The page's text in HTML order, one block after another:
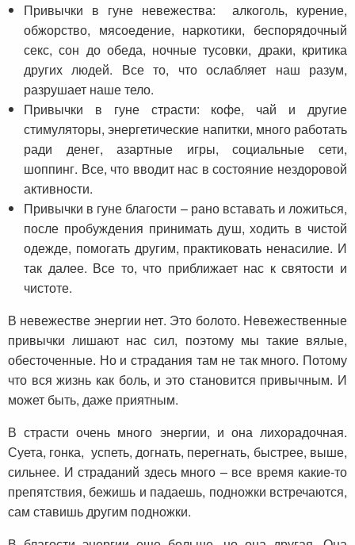
Привычки в гуне невежества: алкоголь, курение,
обжорство, мясоедение, наркотики, беспорядочный
секс, сон до обеда, ночные тусовки, драки, критика
других людей. Все то, что ослабляет наш разум,
разрушает наше тело.
Привычки в гуне страсти: кофе, чай и другие
стимуляторы, энергетические напитки, много работать
ради денег, азартные игры, социальные сети,
шоппинг. Все, что вводит нас в состояние нездоровой
активности.
Привычки в гуне благости – рано вставать и ложиться,
после пробуждения принимать душ, ходить в чистой
одежде, помогать другим, практиковать ненасилие. И
так далее. Все то, что приближает нас к святости и
чистоте.
В невежестве энергии нет. Это болото. Невежественные
привычки лишают нас сил, поэтому мы такие вялые,
обесточенные. Но и страдания там не так много. Потому
что вся жизнь как боль, и это становится привычным. И
может быть, даже приятным.
В страсти очень много энергии, и она лихорадочная.
Суета, гонка, успеть, догнать, перегнать, быстрее, выше,
сильнее. И страданий здесь много – все время какие-то
препятствия, бежишь и падаешь, подножки встречаются,
сам ставишь другим подножки.